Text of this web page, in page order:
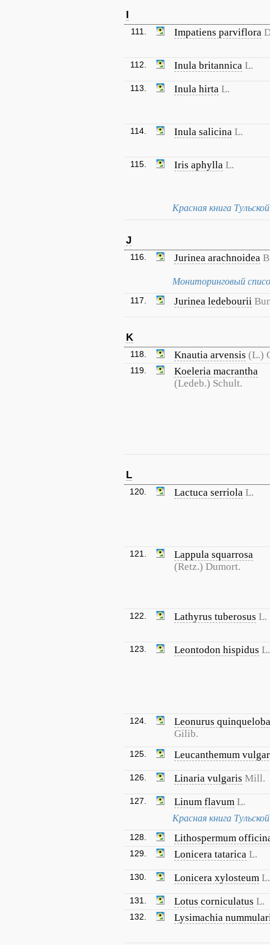
I
111. Impatiens parviflora
112. Inula britannica L.
113. Inula hirta L.
114. Inula salicina L.
115. Iris aphylla L.
Красная книга
J
116. Jurinea arachnoidea
Мониторинговый
117. Jurinea ledebourii
K
118. Knautia arvensis (L.)
119.
Koeleria macrantha
(Ledeb.) Schult.
L
120. Lactuca serriola L.
121.
Lappula squarrosa
(Retz.) Dumort.
122. Lathyrus tuberosus L.
123. Leontodon hispidus L.
124.
Leonurus
Gilib.
125. Leucanthemum
126. Linaria vulgaris Mill.
127. Linum flavum L.
Красная книга
128. Lithospermum
129. Lonicera tatarica L.
130. Lonicera xylosteum L.
131. Lotus corniculatus L.
132. Lysimachia